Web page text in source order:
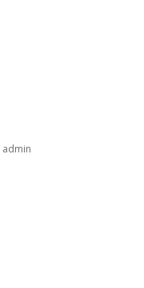
admin